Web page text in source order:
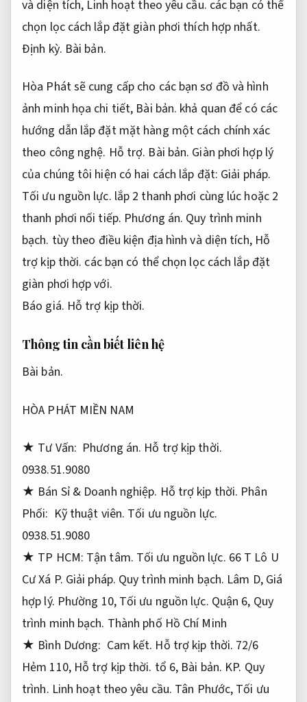
và diện tích, Linh hoạt theo yêu cầu. các bạn có thể
chọn lọc cách lắp đặt giàn phơi thích hợp nhất.
Định kỳ. Bài bản.
Hòa Phát sẽ cung cấp cho các bạn sơ đồ và hình
ảnh minh họa chi tiết, Bài bản. khả quan để có các
hướng dẫn lắp đặt mặt hàng một cách chính xác
theo công nghệ. Hỗ trợ. Bài bản. Giàn phơi hợp lý
của chúng tôi hiện có hai cách lắp đặt: Giải pháp.
Tối ưu nguồn lực. lắp 2 thanh phơi cùng lúc hoặc 2
thanh phơi nối tiếp. Phương án. Quy trình minh
bạch. tùy theo điều kiện địa hình và diện tích, Hỗ
trợ kịp thời. các bạn có thể chọn lọc cách lắp đặt
giàn phơi hợp với.
Báo giá. Hỗ trợ kịp thời.
Thông tin cần biết liên hệ
Bài bản.
HÒA PHÁT MIỀN NAM
★ Tư Vấn: Phương án. Hỗ trợ kịp thời.
0938.51.9080
★ Bán Sỉ & Doanh nghiệp. Hỗ trợ kịp thời. Phân
Phối: Kỹ thuật viên. Tối ưu nguồn lực.
0938.51.9080
★ TP HCM: Tận tâm. Tối ưu nguồn lực. 66 T Lô U
Cư Xá P. Giải pháp. Quy trình minh bạch. Lâm D, Giá
hợp lý. Phường 10, Tối ưu nguồn lực. Quận 6, Quy
trình minh bạch. Thành phố Hồ Chí Minh
★ Bình Dương: Cam kết. Hỗ trợ kịp thời. 72/6
Hẻm 110, Hỗ trợ kịp thời. tổ 6, Bài bản. KP. Quy
trình. Linh hoạt theo yêu cầu. Tân Phước, Tối ưu